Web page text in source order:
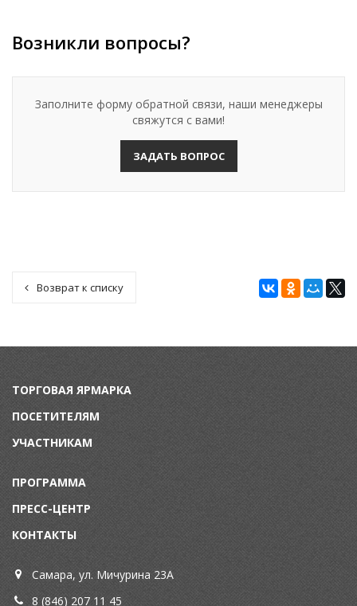
Возникли вопросы?
Заполните форму обратной связи, наши менеджеры
свяжутся с вами!
ЗАДАТЬ ВОПРОС
Возврат к списку
ТОРГОВАЯ ЯРМАРКА
ПОСЕТИТЕЛЯМ
УЧАСТНИКАМ
ПРОГРАММА
ПРЕСС-ЦЕНТР
КОНТАКТЫ
Самара, ул. Мичурина 23А
8 (846) 207 11 45